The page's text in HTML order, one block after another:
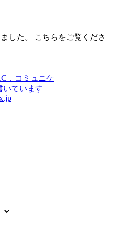
した。 こちらをご覧くださ
，コミュニケ
いています